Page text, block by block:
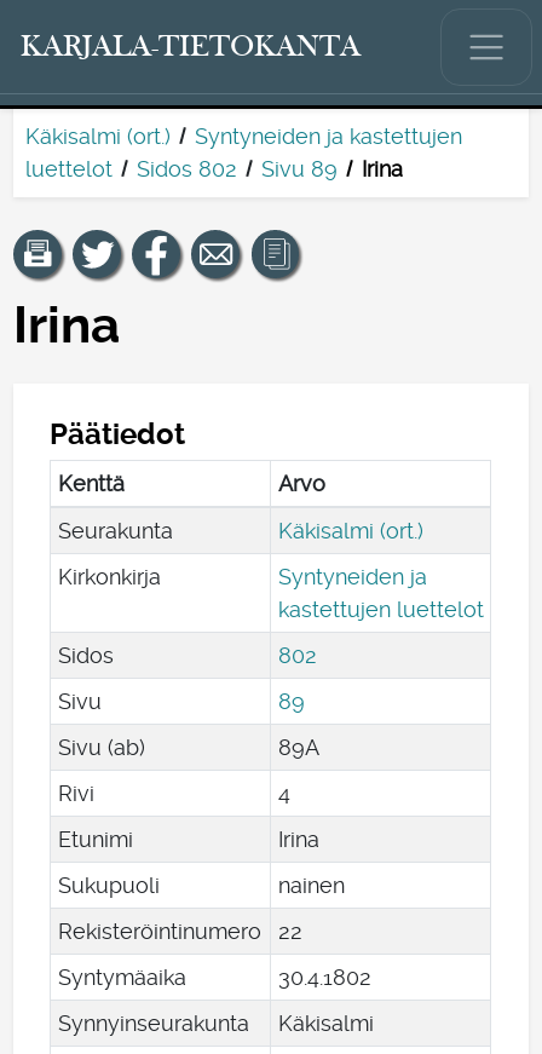
KARJALA-TIETOKANTA
Käkisalmi (ort.)
Syntyneiden ja kastettujen
luettelot
Sidos 802 Sivu 89 Irina
Irina
Päätiedot
Kenttä
Arvo
Seurakunta
Käkisalmi (ort.)
Kirkonkirja
Syntyneiden ja
kastettujen luettelot
Sidos
802
Sivu
89
Sivu (ab)
89A
Rivi
4
Etunimi
Irina
Sukupuoli
nainen
Rekisteröintinumero
22
Syntymäaika
304.1802
Synnyinseurakunta
Käkisalmi